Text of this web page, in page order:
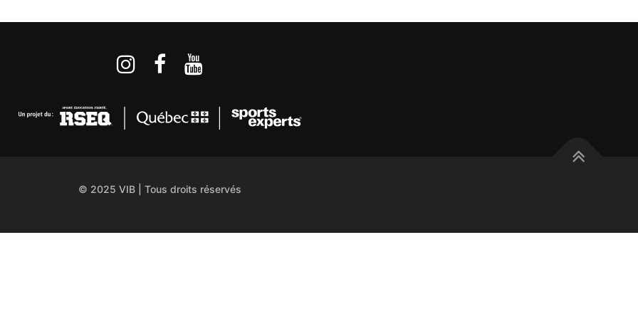
© 2025 VIB | Tous droits réservés